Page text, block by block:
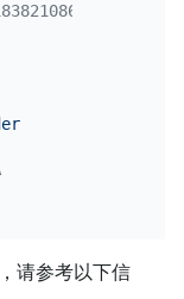
请参考以下信